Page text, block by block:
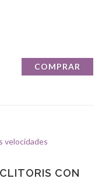
COMPRAR
CON